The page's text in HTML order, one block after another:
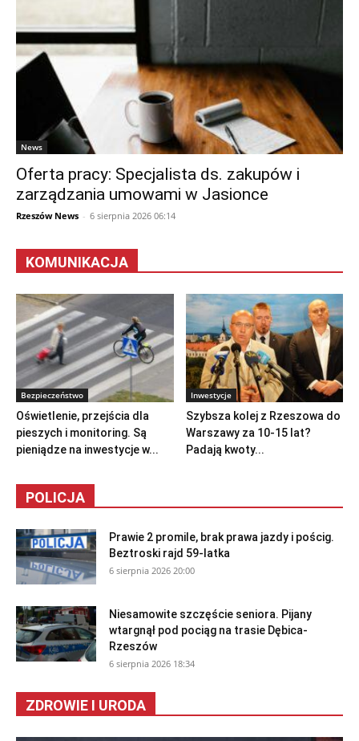
News
Oferta pracy: Specjalista ds. zakupów i
zarządzania umowami w Jasionce
Rzeszów News - 6 sierpnia 2026 06:14
KOMUNIKACJA
Bezpieczeństwo
Oświetlenie, przejścia dla
pieszych i monitoring. Są
pieniądze na inwestycje w...
Inwestycje
Szybsza kolej z Rzeszowa do
Warszawy za 10-15 lat?
Padają kwoty...
POLICJA
Prawie 2 promile, brak prawa jazdy i pościg.
Beztroski rajd 59-latka
6 sierpnia 2026 20:00
Niesamowite szczęście seniora. Pijany
wtargnął pod pociąg na trasie Dębica-
Rzeszów
6 sierpnia 2026 18:34
ZDROWIE I URODA